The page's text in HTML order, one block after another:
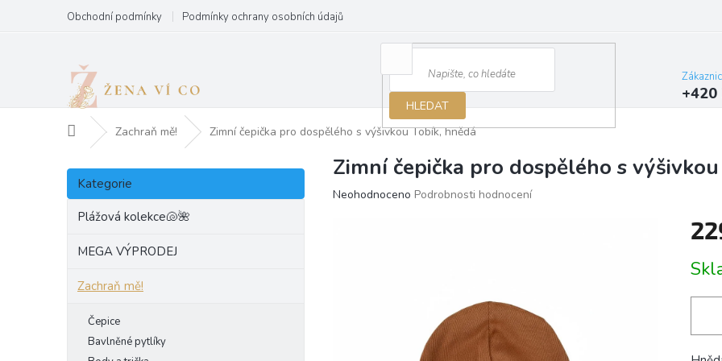
obsah
Obchodní podmínky Podmínky ochrany osobních údajů
HLEDAT
+420
Domů Zachraň mě! Zimní čepička pro dospělého s výšivkou Tobík, hnědá
P
s
Přeskočit
kategorie
Kategorie
Plážová kolekce🐚🌺
MEGA VÝPRODEJ
Zachraň mě!
Čepice
Bavlněné pytlíky
Zimní čepička pro dospělého s
Průměrné
Neohodnoceno Podrobnosti hodnocení
cena: